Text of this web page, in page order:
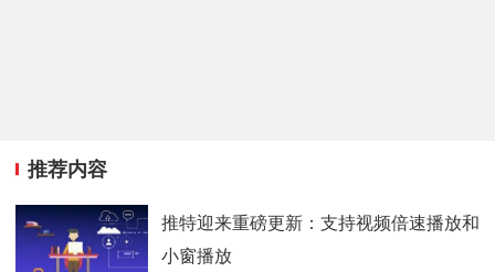
推荐内容
推特迎来重磅更新：支持视频倍速播放和
小窗播放